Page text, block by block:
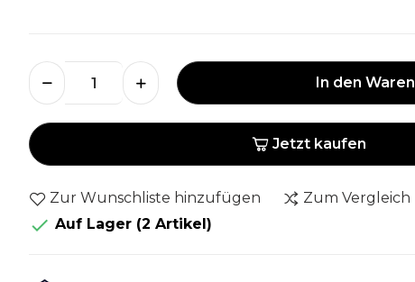
In den
Jetzt kaufen
Zur Wunschliste hinzufügen Zum
 Auf Lager (2 Artikel)